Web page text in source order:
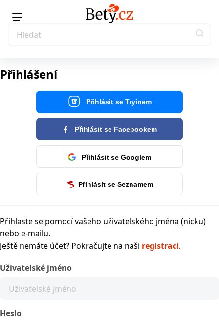
Přihlášení
Přihlásit se Tryinem
Přihlásit se Facebookem
Přihlásit se Googlem
Přihlásit se Seznamem
Přihlaste se pomocí vašeho uživatelského jména (nicku)
nebo e-mailu.
Ještě nemáte účet? Pokračujte na naši registraci.
Uživatelské jméno
Heslo